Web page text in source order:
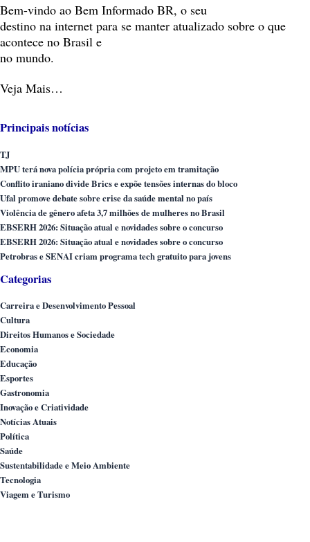
Bem-vindo ao Bem Informado BR, o seu
destino na internet para se manter atualizado sobre o que
acontece no Brasil e
no mundo.
Veja Mais…
Principais notícias
TJ
MPU terá nova polícia própria com projeto em tramitação
Conflito iraniano divide Brics e expõe tensões internas do bloco
Ufal promove debate sobre crise da saúde mental no país
Violência de gênero afeta 3,7 milhões de mulheres no Brasil
EBSERH 2026: Situação atual e novidades sobre o concurso
EBSERH 2026: Situação atual e novidades sobre o concurso
Petrobras e SENAI criam programa tech gratuito para jovens
Categorias
Carreira e Desenvolvimento Pessoal
Cultura
Direitos Humanos e Sociedade
Economia
Educação
Esportes
Gastronomia
Inovação e Criatividade
Notícias Atuais
Política
Saúde
Sustentabilidade e Meio Ambiente
Tecnologia
Viagem e Turismo